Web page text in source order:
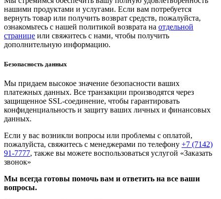
нашими продуктами и услугами. Если вам потребуется
вернуть товар или получить возврат средств, пожалуйста,
ознакомьтесь с нашей политикой возврата на отдельной
странице или свяжитесь с нами, чтобы получить
дополнительную информацию.
Безопасность данных
Мы придаем высокое значение безопасности ваших
платежных данных. Все транзакции производятся через
защищенное SSL-соединение, чтобы гарантировать
конфиденциальность и защиту ваших личных и финансовых
данных.
Если у вас возникли вопросы или проблемы с оплатой,
пожалуйста, свяжитесь с менеджерами по телефону +7 (7142)
91-7777, также вы можете воспользоваться услугой «Заказать
звонок»
Мы всегда готовы помочь вам и ответить на все ваши
вопросы.